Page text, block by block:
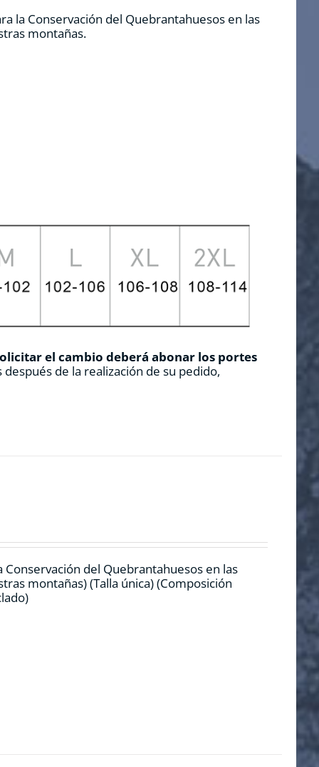
la Conservación del Quebrantahuesos en las
montañas.
el cambio deberá abonar los portes
de la realización de su pedido,
del Quebrantahuesos en las
montañas) (Talla única) (Composición